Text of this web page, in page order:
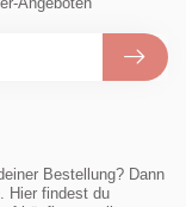
Bestellung? Dann
Hier findest du